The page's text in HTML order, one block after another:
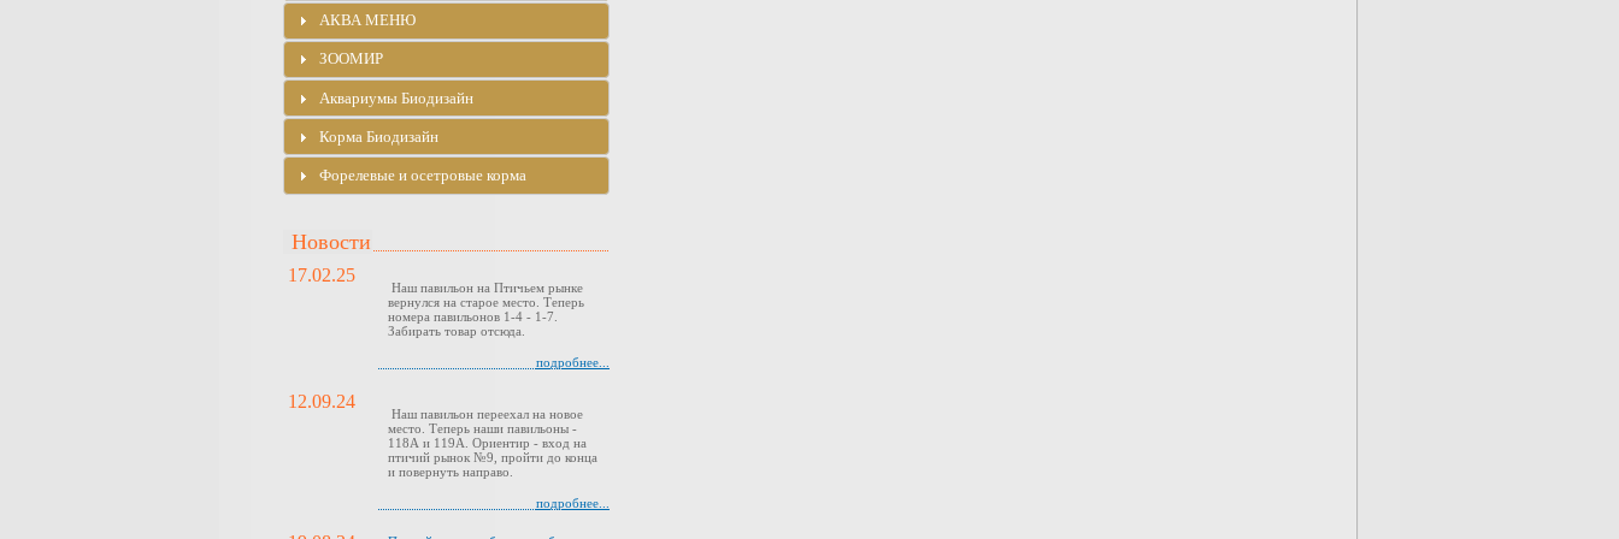
АКВА МЕНЮ
ЗООМИР
Аквариумы Биодизайн
Корма Биодизайн
Форелевые и осетровые корма
Новости
17.02.25
Наш павильон на Птичьем рынке
вернулся на старое место. Теперь
номера павильонов 1-4 - 1-7.
Забирать товар отсюда.
подробнее...
12.09.24
Наш павильон переехал на новое
место. Теперь наши павильоны -
118А и 119А. Ориентир - вход на
птичий рынок №9, пройти до конца
и повернуть направо.
подробнее...